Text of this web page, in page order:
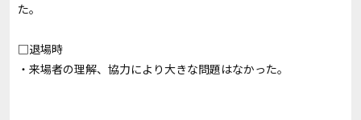
た。
□退場時
・来場者の理解、協力により大きな問題はなかった。